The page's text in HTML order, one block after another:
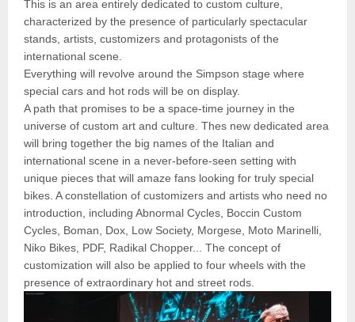
This is an area entirely dedicated to custom culture,
characterized by the presence of particularly spectacular
stands, artists, customizers and protagonists of the
international scene.
Everything will revolve around the Simpson stage where
special cars and hot rods will be on display.
A path that promises to be a space-time journey in the
universe of custom art and culture. Thes new dedicated area
will bring together the big names of the Italian and
international scene in a never-before-seen setting with
unique pieces that will amaze fans looking for truly special
bikes. A constellation of customizers and artists who need no
introduction, including Abnormal Cycles, Boccin Custom
Cycles, Boman, Dox, Low Society, Morgese, Moto Marinelli,
Niko Bikes, PDF, Radikal Chopper... The concept of
customization will also be applied to four wheels with the
presence of extraordinary hot and street rods.